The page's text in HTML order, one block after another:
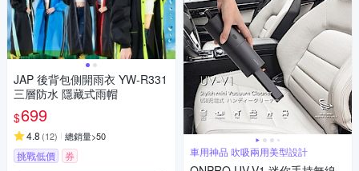
JAP 後背包側開雨衣 YW-R331
三層防水 隱藏式雨帽
$699
4.8 (12) 總銷量>50
挑戰低價 券 車用神品 吹吸兩用美型設計